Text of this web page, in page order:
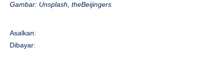
Gambar: Unsplash, theBeijingers
Asalkan:
Dibayar: